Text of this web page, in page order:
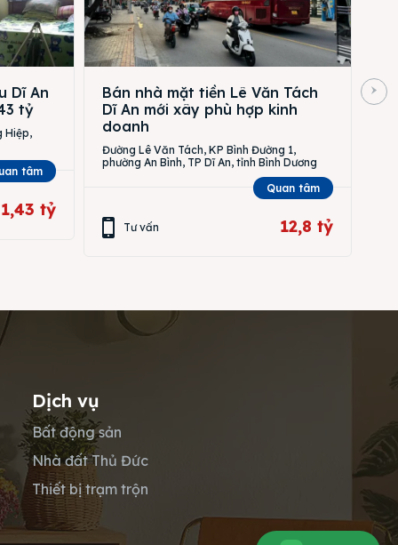
Dĩ An
tỷ
Hiệp,
tâm
1,43 tỷ
Bán nhà mặt tiền Lê Văn Tách
Dĩ An mới xây phù hợp kinh
doanh
Đường Lê Văn Tách, KP Bình Đường 1,
phường An Bình, TP Dĩ An, tỉnh Bình Dương
Quan tâm
Tư vấn 12,8 tỷ
Dịch vụ
Bất động sản
Nhà đất Thủ Đức
Thiết bị trạm trộn